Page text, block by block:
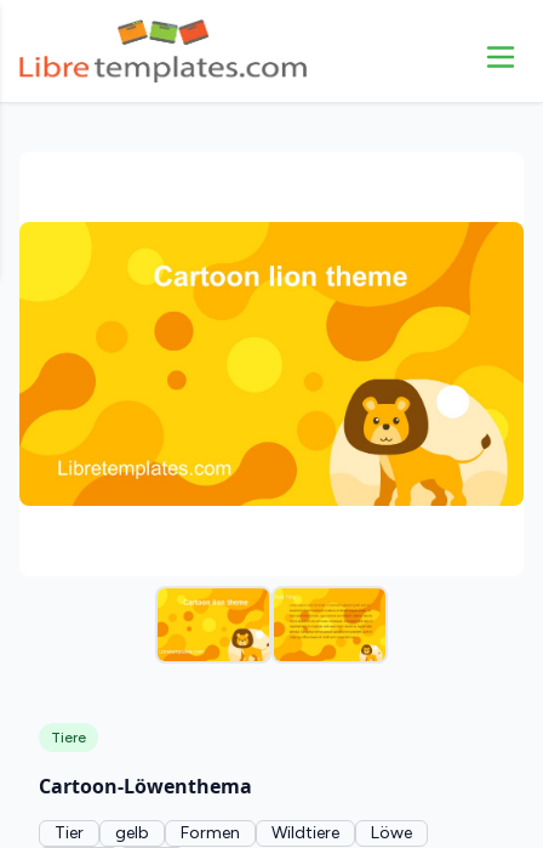
Tiere
Cartoon-Löwenthema
Tier gelb Formen Wildtiere
Löwe